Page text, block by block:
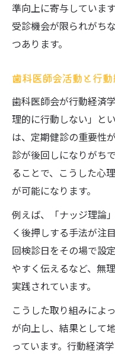
準向上に寄与していま
受診機会が限られがち
つあります。
歯科医師会活動と行
歯科医師会が行動経済
理的に行動しない」と
は、定期健診の重要性
診が後回しになりがち
ることで、こうした心
が可能になります。
例えば、「ナッジ理論
く後押しする手法が注
回検診日をその場で設
やすく伝えるなど、無
実践されています。
こうした取り組みによ
が向上し、結果として
っています。行動経済